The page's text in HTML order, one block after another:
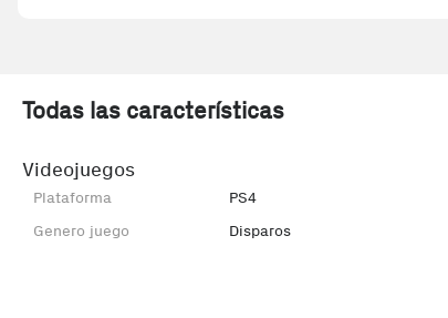
Todas las características
Videojuegos
Plataforma
PS4
Genero juego
Disparos